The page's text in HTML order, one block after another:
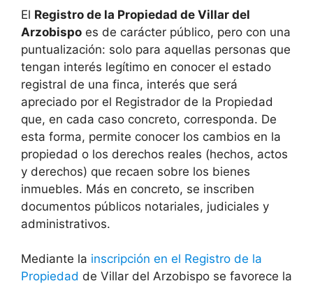
El Registro de la Propiedad de Villar del
Arzobispo es de carácter público, pero con una
puntualización: solo para aquellas personas que
tengan interés legítimo en conocer el estado
registral de una finca, interés que será
apreciado por el Registrador de la Propiedad
que, en cada caso concreto, corresponda. De
esta forma, permite conocer los cambios en la
propiedad o los derechos reales (hechos, actos
y derechos) que recaen sobre los bienes
inmuebles. Más en concreto, se inscriben
documentos públicos notariales, judiciales y
administrativos.
Mediante la inscripción en el Registro de la
Propiedad de Villar del Arzobispo se favorece la